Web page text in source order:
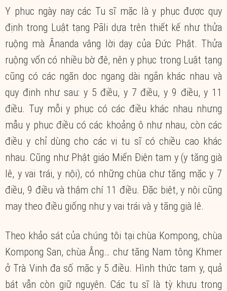
Y phục ngày nay các Tu sĩ mặc là y phục được quy
định trong Luật tạng Pāli dựa trên thiết kế như thửa
ruộng mà Ānanda vâng lời dạy của Đức Phật. Thửa
ruộng vốn có nhiều bờ đê, nên y phục trong Luật tạng
cũng có các ngăn dọc ngang dài ngắn khác nhau và
quy định như sau: y 5 điều, y 7 điều, y 9 điều, y 11
điều. Tuy mỗi y phục có các điều khác nhau nhưng
mẫu y phục điều có các khoảng ô như nhau, còn các
điều y chỉ dùng cho các vị tu sĩ có chiều cao khác
nhau. Cũng như Phật giáo Miến Điện tam y (y tăng già
lê, y vai trái, y nội), có những chùa chư tăng mặc y 7
điều, 9 điều và thậm chí 11 điều. Đặc biệt, y nội cũng
may theo điều giống như y vai trái và y tăng già lê.
Theo khảo sát của chúng tôi tại chùa Kompong, chùa
Kompong San, chùa Âng… chư tăng Nam tông Khmer
ở Trà Vinh đa số mặc y 5 điều. Hình thức tam y, quả
bát vẫn còn giữ nguyên. Các tu sĩ là tỳ khưu trong